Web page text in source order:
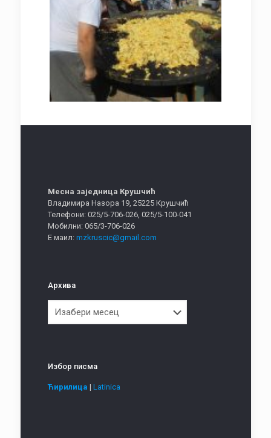
Месна заједница Крушчић
Владимира Назора 19, 25225 Крушчић
Телефони: 025/5-706-026, 025/5-100-041
Мобилни: 065/3-706-026
Е маил: mzkruscic@gmail.com
Архива
Избор писма
Ћирилица | Latinica